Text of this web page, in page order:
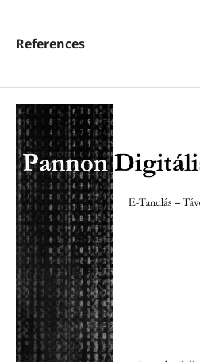
References